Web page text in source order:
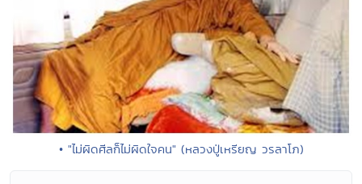
• "ไม่ผิดศีลก็ไม่ผิดใจคน" (หลวงปู่เหรียญ วรลาโภ)